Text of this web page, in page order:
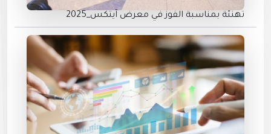
تهنئة بمناسبة الفوز في معرض ⁧آيتكس_2025‬⁩